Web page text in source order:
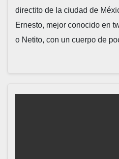
directito de la ciudad de
Ernesto, mejor conocido en
o Netito, con un cuerpo de